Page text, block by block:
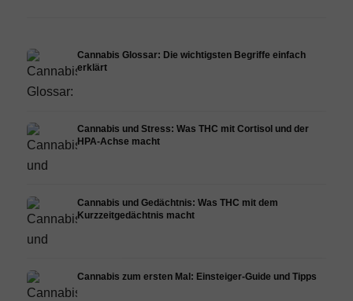
Cannabis Glossar: Die wichtigsten Begriffe einfach
erklärt
Cannabis und Stress: Was THC mit Cortisol und der
HPA-Achse macht
Cannabis und Gedächtnis: Was THC mit dem
Kurzzeitgedächtnis macht
Cannabis zum ersten Mal: Einsteiger-Guide und Tipps